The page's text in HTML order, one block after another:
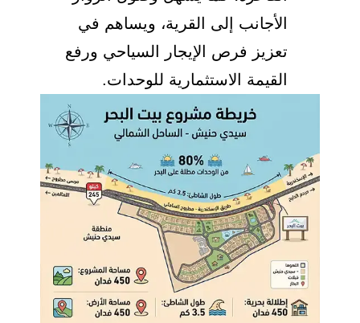
الأجانب إلى القرية، ويساهم في
تعزيز فرص الإيجار السياحي ورفع
القيمة الاستثمارية للوحدات.